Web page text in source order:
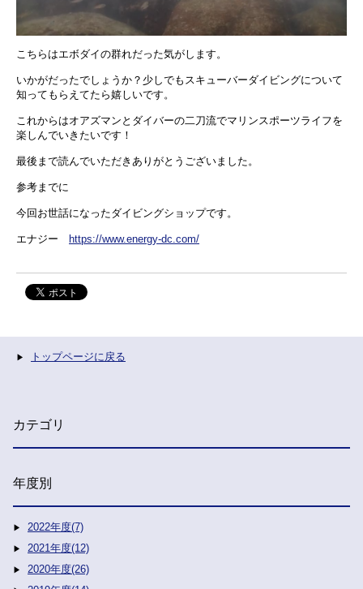
こちらはエボダイの群れだった気がします。
いかがだったでしょうか？少しでもスキューバーダイビングについて
知ってもらえてたら嬉しいです。
これからはオアズマンとダイバーの二刀流でマリンスポーツライフを
楽しんでいきたいです！
最後まで読んでいただきありがとうございました。
参考までに
今回お世話になったダイビングショップです。
エナジー https://www.energy-dc.com/
トップページに戻る
カテゴリ
年度別
2022年度(7)
2021年度(12)
2020年度(26)